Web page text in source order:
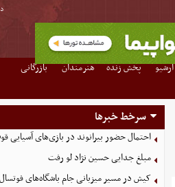
آرشیو پخش زنده هنرمندان
بازرگانی
سرخط خبرها
احتمال حضور بیرانوند در بازی‌های آسیایی
مبلغ جدایی حسین نژاد لو رفت
کیش در مسیر میزبانی جام باشگاه‌های فوتسال